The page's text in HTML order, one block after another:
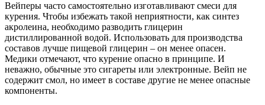
Вейперы часто самостоятельно изготавливают смеси для
курения. Чтобы избежать такой неприятности, как синтез
акролеина, необходимо разводить глицерин
дистиллированной водой. Использовать для производства
составов лучше пищевой глицерин – он менее опасен.
Медики отмечают, что курение опасно в принципе. И
неважно, обычные это сигареты или электронные. Вейп не
содержит смол, но имеет в составе другие не менее опасные
компоненты.